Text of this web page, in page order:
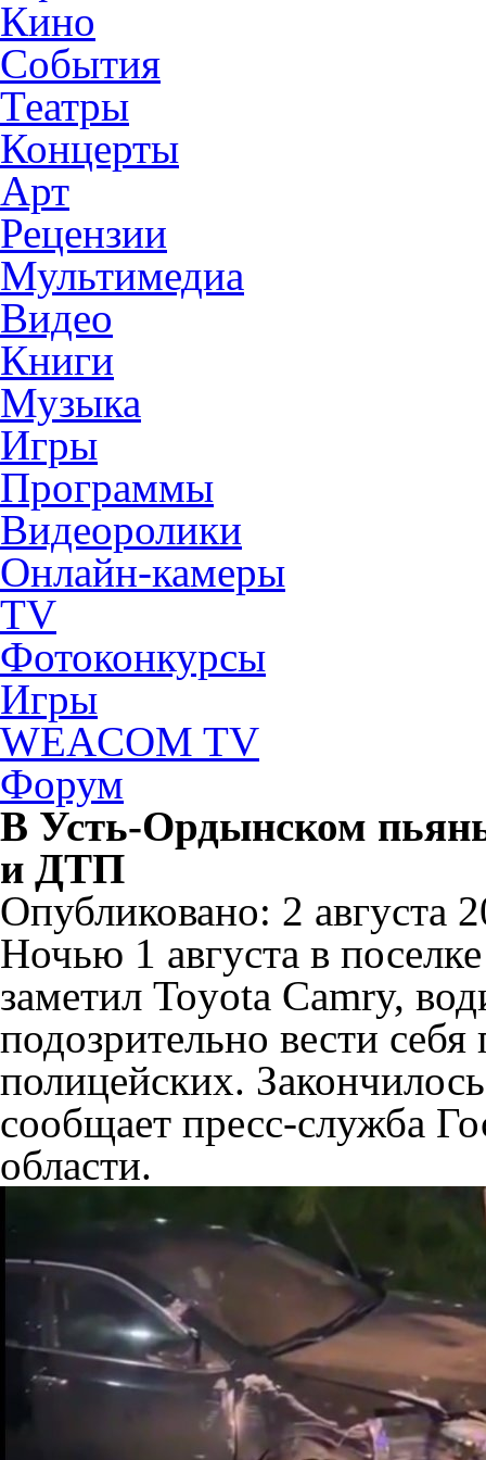
Кино
События
Театры
Концерты
Арт
Рецензии
Мультимедиа
Видео
Книги
Музыка
Игры
Программы
Видеоролики
Онлайн-камеры
TV
Фотоконкурсы
Игры
WEACOM TV
Форум
В Усть-Ордынском
и ДТП
Опубликовано: 2 августа
Ночью 1 августа в
заметил Toyota Camry,
подозрительно вести
полицейских.
сообщает пресс-служба
области.